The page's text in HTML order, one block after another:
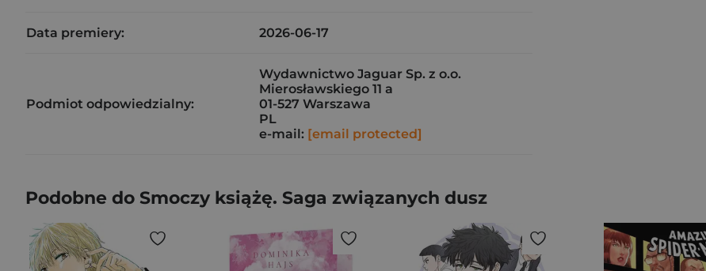
Data premiery: 2026-06-17
Podmiot odpowiedzialny:
Wydawnictwo Jaguar Sp. z o.o.
Mierosławskiego 11 a
01-527 Warszawa
PL
e-mail: [email protected]
Podobne do Smoczy książę. Saga związanych dusz